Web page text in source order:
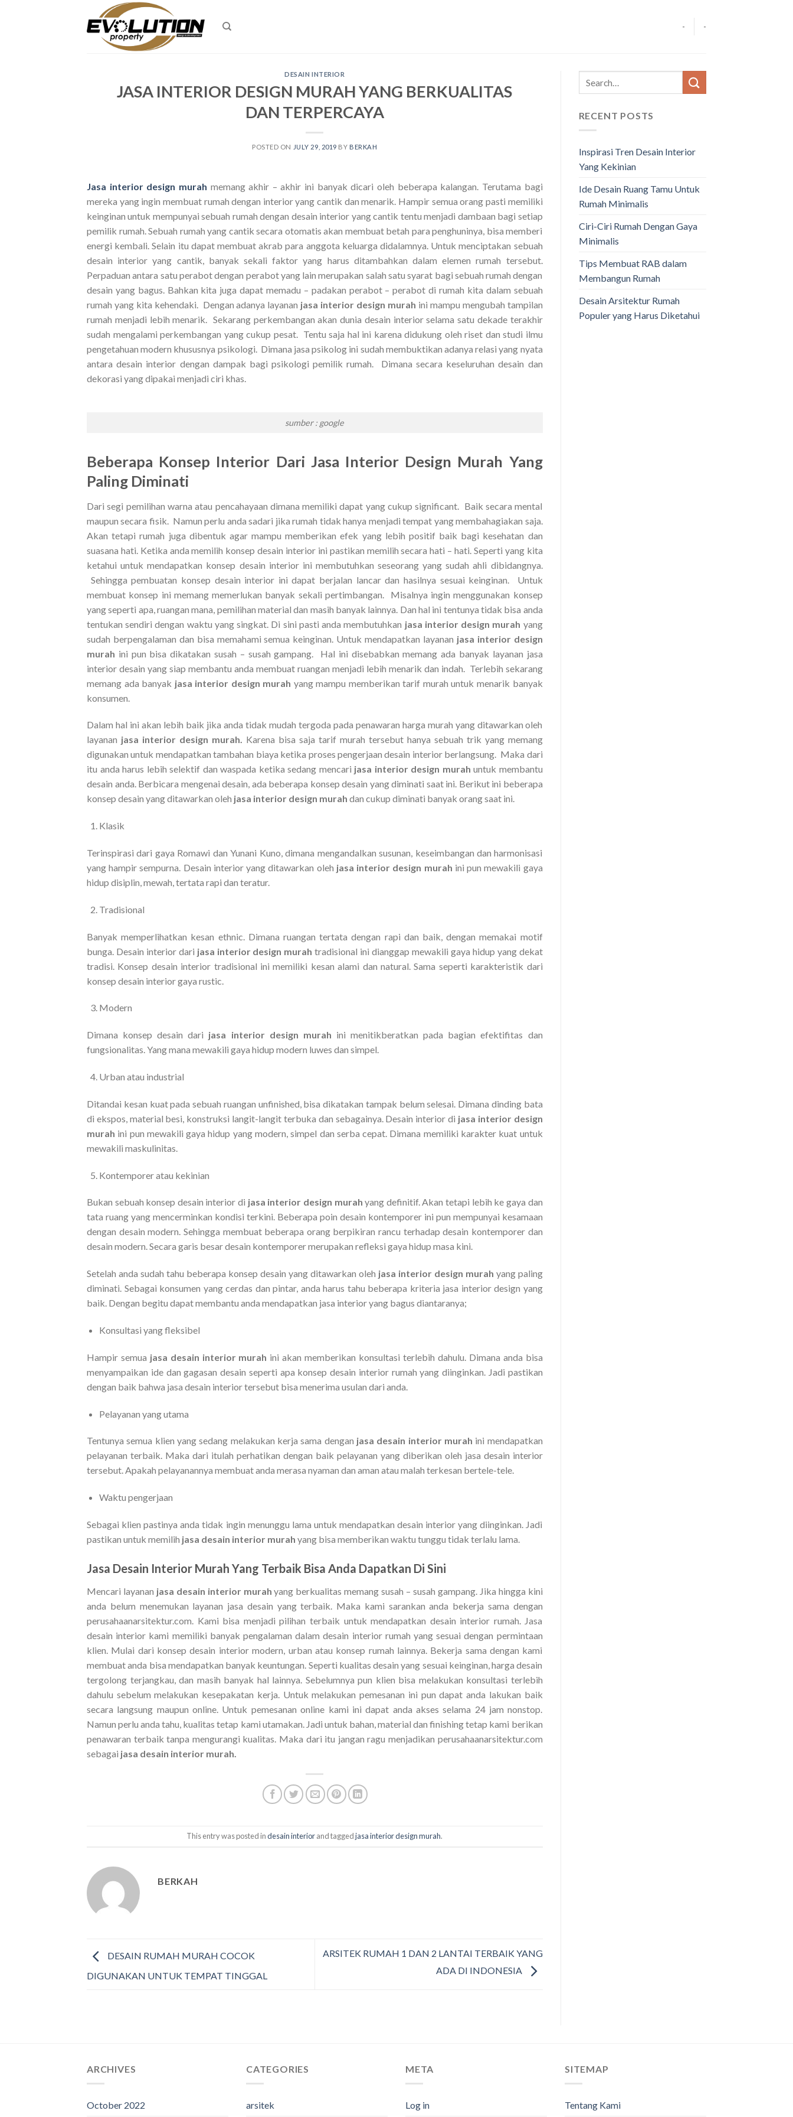
- -
DESAIN INTERIOR
JASA INTERIOR DESIGN MURAH YANG BERKUALITAS
DAN TERPERCAYA
POSTED ON JULY 29, 2019 BY BERKAH
Jasa interior design murah memang akhir – akhir ini banyak dicari oleh beberapa kalangan. Terutama bagi
mereka yang ingin membuat rumah dengan interior yang cantik dan menarik. Hampir semua orang pasti memiliki
keinginan untuk mempunyai sebuah rumah dengan desain interior yang cantik tentu menjadi dambaan bagi setiap
pemilik rumah. Sebuah rumah yang cantik secara otomatis akan membuat betah para penghuninya, bisa memberi
energi kembali. Selain itu dapat membuat akrab para anggota keluarga didalamnya. Untuk menciptakan sebuah
desain interior yang cantik, banyak sekali faktor yang harus ditambahkan dalam elemen rumah tersebut.
Perpaduan antara satu perabot dengan perabot yang lain merupakan salah satu syarat bagi sebuah rumah dengan
desain yang bagus. Bahkan kita juga dapat memadu – padakan perabot – perabot di rumah kita dalam sebuah
rumah yang kita kehendaki. Dengan adanya layanan jasa interior design murah ini mampu mengubah tampilan
rumah menjadi lebih menarik. Sekarang perkembangan akan dunia desain interior selama satu dekade terakhir
sudah mengalami perkembangan yang cukup pesat. Tentu saja hal ini karena didukung oleh riset dan studi ilmu
pengetahuan modern khususnya psikologi. Dimana jasa psikolog ini sudah membuktikan adanya relasi yang nyata
antara desain interior dengan dampak bagi psikologi pemilik rumah. Dimana secara keseluruhan desain dan
dekorasi yang dipakai menjadi ciri khas.
sumber : google
Beberapa Konsep Interior Dari Jasa Interior Design Murah Yang
Paling Diminati
Dari segi pemilihan warna atau pencahayaan dimana memiliki dapat yang cukup significant. Baik secara mental
maupun secara fisik. Namun perlu anda sadari jika rumah tidak hanya menjadi tempat yang membahagiakan saja.
Akan tetapi rumah juga dibentuk agar mampu memberikan efek yang lebih positif baik bagi kesehatan dan
suasana hati. Ketika anda memilih konsep desain interior ini pastikan memilih secara hati – hati. Seperti yang kita
ketahui untuk mendapatkan konsep desain interior ini membutuhkan seseorang yang sudah ahli dibidangnya.
Sehingga pembuatan konsep desain interior ini dapat berjalan lancar dan hasilnya sesuai keinginan. Untuk
membuat konsep ini memang memerlukan banyak sekali pertimbangan. Misalnya ingin menggunakan konsep
yang seperti apa, ruangan mana, pemilihan material dan masih banyak lainnya. Dan hal ini tentunya tidak bisa anda
tentukan sendiri dengan waktu yang singkat. Di sini pasti anda membutuhkan jasa interior design murah yang
sudah berpengalaman dan bisa memahami semua keinginan. Untuk mendapatkan layanan jasa interior design
murah ini pun bisa dikatakan susah – susah gampang. Hal ini disebabkan memang ada banyak layanan jasa
interior desain yang siap membantu anda membuat ruangan menjadi lebih menarik dan indah. Terlebih sekarang
memang ada banyak jasa interior design murah yang mampu memberikan tarif murah untuk menarik banyak
konsumen.
Dalam hal ini akan lebih baik jika anda tidak mudah tergoda pada penawaran harga murah yang ditawarkan oleh
layanan jasa interior design murah. Karena bisa saja tarif murah tersebut hanya sebuah trik yang memang
digunakan untuk mendapatkan tambahan biaya ketika proses pengerjaan desain interior berlangsung. Maka dari
itu anda harus lebih selektif dan waspada ketika sedang mencari jasa interior design murah untuk membantu
desain anda. Berbicara mengenai desain, ada beberapa konsep desain yang diminati saat ini. Berikut ini beberapa
konsep desain yang ditawarkan oleh jasa interior design murah dan cukup diminati banyak orang saat ini.
Klasik
Terinspirasi dari gaya Romawi dan Yunani Kuno, dimana mengandalkan susunan, keseimbangan dan harmonisasi
yang hampir sempurna. Desain interior yang ditawarkan oleh jasa interior design murah ini pun mewakili gaya
hidup disiplin, mewah, tertata rapi dan teratur.
Tradisional
Banyak memperlihatkan kesan ethnic. Dimana ruangan tertata dengan rapi dan baik, dengan memakai motif
bunga. Desain interior dari jasa interior design murah tradisional ini dianggap mewakili gaya hidup yang dekat
tradisi. Konsep desain interior tradisional ini memiliki kesan alami dan natural. Sama seperti karakteristik dari
konsep desain interior gaya rustic.
Modern
Dimana konsep desain dari jasa interior design murah ini menitikberatkan pada bagian efektifitas dan
fungsionalitas. Yang mana mewakili gaya hidup modern luwes dan simpel.
Urban atau industrial
Ditandai kesan kuat pada sebuah ruangan unfinished, bisa dikatakan tampak belum selesai. Dimana dinding bata
di ekspos, material besi, konstruksi langit-langit terbuka dan sebagainya. Desain interior di jasa interior design
murah ini pun mewakili gaya hidup yang modern, simpel dan serba cepat. Dimana memiliki karakter kuat untuk
mewakili maskulinitas.
Kontemporer atau kekinian
Bukan sebuah konsep desain interior di jasa interior design murah yang definitif. Akan tetapi lebih ke gaya dan
tata ruang yang mencerminkan kondisi terkini. Beberapa poin desain kontemporer ini pun mempunyai kesamaan
dengan desain modern. Sehingga membuat beberapa orang berpikiran rancu terhadap desain kontemporer dan
desain modern. Secara garis besar desain kontemporer merupakan refleksi gaya hidup masa kini.
Setelah anda sudah tahu beberapa konsep desain yang ditawarkan oleh jasa interior design murah yang paling
diminati. Sebagai konsumen yang cerdas dan pintar, anda harus tahu beberapa kriteria jasa interior design yang
baik. Dengan begitu dapat membantu anda mendapatkan jasa interior yang bagus diantaranya;
Konsultasi yang fleksibel
Hampir semua jasa desain interior murah ini akan memberikan konsultasi terlebih dahulu. Dimana anda bisa
menyampaikan ide dan gagasan desain seperti apa konsep desain interior rumah yang diinginkan. Jadi pastikan
dengan baik bahwa jasa desain interior tersebut bisa menerima usulan dari anda.
Pelayanan yang utama
Tentunya semua klien yang sedang melakukan kerja sama dengan jasa desain interior murah ini mendapatkan
pelayanan terbaik. Maka dari itulah perhatikan dengan baik pelayanan yang diberikan oleh jasa desain interior
tersebut. Apakah pelayanannya membuat anda merasa nyaman dan aman atau malah terkesan bertele-tele.
Waktu pengerjaan
Sebagai klien pastinya anda tidak ingin menunggu lama untuk mendapatkan desain interior yang diinginkan. Jadi
pastikan untuk memilih jasa desain interior murah yang bisa memberikan waktu tunggu tidak terlalu lama.
Jasa Desain Interior Murah Yang Terbaik Bisa Anda Dapatkan Di Sini
Mencari layanan jasa desain interior murahyang berkualitas memang susah – susah gampang. Jika hingga kini
anda belum menemukan layanan jasa desain yang terbaik. Maka kami sarankan anda bekerja sama dengan
perusahaanarsitektur.com. Kami bisa menjadi pilihan terbaik untuk mendapatkan desain interior rumah. Jasa
desain interior kami memiliki banyak pengalaman dalam desain interior rumah yang sesuai dengan permintaan
klien. Mulai dari konsep desain interior modern, urban atau konsep rumah lainnya. Bekerja sama dengan kami
membuat anda bisa mendapatkan banyak keuntungan. Seperti kualitas desain yang sesuai keinginan, harga desain
tergolong terjangkau, dan masih banyak hal lainnya. Sebelumnya pun klien bisa melakukan konsultasi terlebih
dahulu sebelum melakukan kesepakatan kerja. Untuk melakukan pemesanan ini pun dapat anda lakukan baik
secara langsung maupun online. Untuk pemesanan online kami ini dapat anda akses selama 24 jam nonstop.
Namun perlu anda tahu, kualitas tetap kami utamakan. Jadi untuk bahan, material dan finishing tetap kami berikan
penawaran terbaik tanpa mengurangi kualitas. Maka dari itu jangan ragu menjadikan perusahaanarsitektur.com
sebagai jasa desain interior murah.
This entry was posted indesain interiorand taggedjasa interior design murah.
BERKAH
DESAIN RUMAH MURAH COCOK
DIGUNAKAN UNTUK TEMPAT TINGGAL
ARSITEK RUMAH 1 DAN 2 LANTAI TERBAIK YANG
ADA DI INDONESIA
RECENT POSTS
Inspirasi Tren Desain Interior
Yang Kekinian
Ide Desain Ruang Tamu Untuk
Rumah Minimalis
Ciri-Ciri Rumah Dengan Gaya
Minimalis
Tips Membuat RAB dalam
Membangun Rumah
Desain Arsitektur Rumah
Populer yang Harus Diketahui
ARCHIVES
October 2022
CATEGORIES
arsitek
META
Log in
SITEMAP
Tentang Kami